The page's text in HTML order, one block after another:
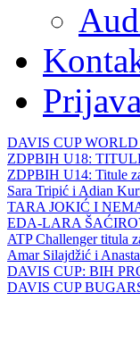
Prijava
DAVIS CUP
ZDPBIH U18:
ZDPBIH U14: Titule
Sara Tripić i Adian
TARA JOKIĆ I
EDA-LARA
ATP Challenger titula
Amar Silajdžić i
DAVIS CUP: BIH
DAVIS CUP